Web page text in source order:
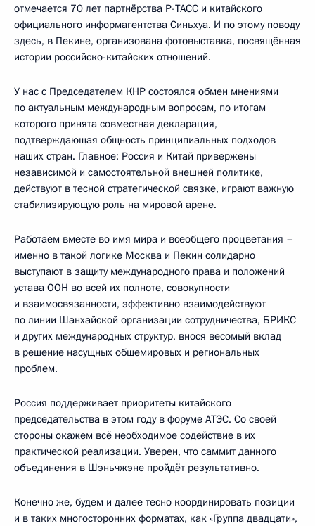
отмечается 70 лет партнёрства Р-ТАСС и китайского
официального информагентства Синьхуа. И по этому поводу
здесь, в Пекине, организована фотовыставка, посвящённая
истории российско-китайских отношений.
У нас с Председателем КНР состоялся обмен мнениями
по актуальным международным вопросам, по итогам
которого принята совместная декларация,
подтверждающая общность принципиальных подходов
наших стран. Главное: Россия и Китай привержены
независимой и самостоятельной внешней политике,
действуют в тесной стратегической связке, играют важную
стабилизирующую роль на мировой арене.
Работаем вместе во имя мира и всеобщего процветания –
именно в такой логике Москва и Пекин солидарно
выступают в защиту международного права и положений
устава ООН во всей их полноте, совокупности
и взаимосвязанности, эффективно взаимодействуют
по линии Шанхайской организации сотрудничества, БРИКС
и других международных структур, внося весомый вклад
в решение насущных общемировых и региональных
проблем.
Россия поддерживает приоритеты китайского
председательства в этом году в форуме АТЭС. Со своей
стороны окажем всё необходимое содействие в их
практической реализации. Уверен, что саммит данного
объединения в Шэньчжэне пройдёт результативно.
Конечно же, будем и далее тесно координировать позиции
и в таких многосторонних форматах, как «Группа двадцати»,